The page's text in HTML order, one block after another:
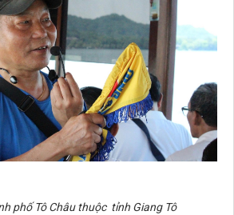
phố Tô Châu thuộc tỉnh Giang Tô